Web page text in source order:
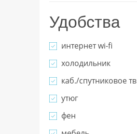
Удобства
интернет wi-fi
холодильник
каб./спутниковое тв
утюг
фен